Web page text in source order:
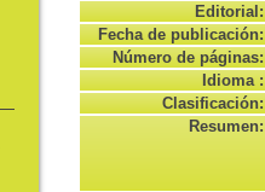
Editorial:
Fecha de publicación:
Número de páginas:
Idioma :
Clasificación:
Resumen: